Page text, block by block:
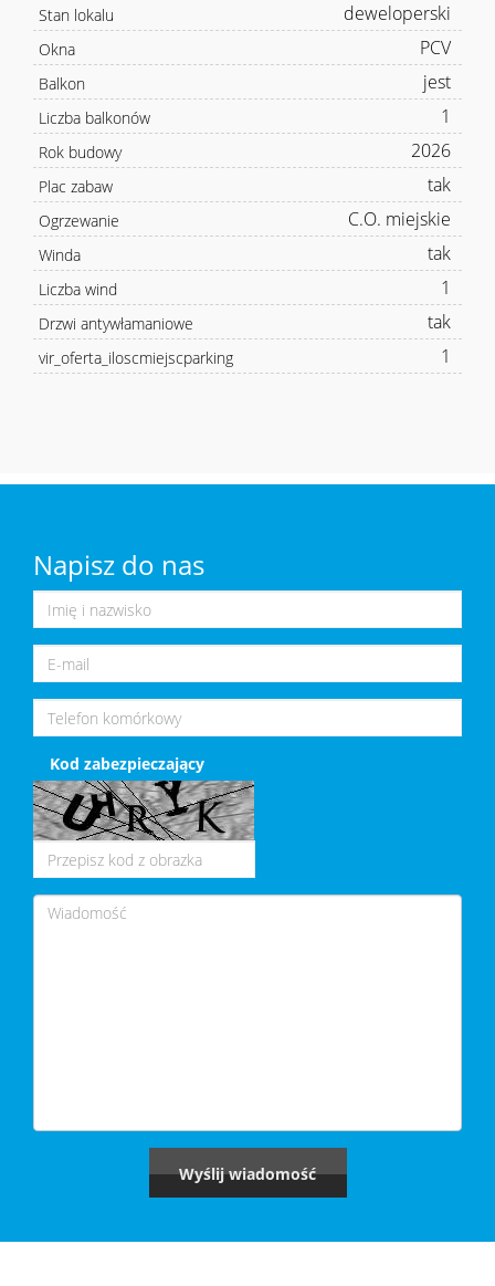
Stan lokalu deweloperski
Okna PCV
Balkon jest
Liczba balkonów 1
Rok budowy 2026
Plac zabaw tak
Ogrzewanie C.O. miejskie
Winda tak
Liczba wind 1
Drzwi antywłamaniowe tak
vir_oferta_iloscmiejscparking 1
Napisz do nas
Kod zabezpieczający